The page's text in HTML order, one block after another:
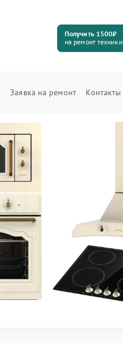
Получить 1500₽
на ремонт техники
Заявка на ремонт Контакты